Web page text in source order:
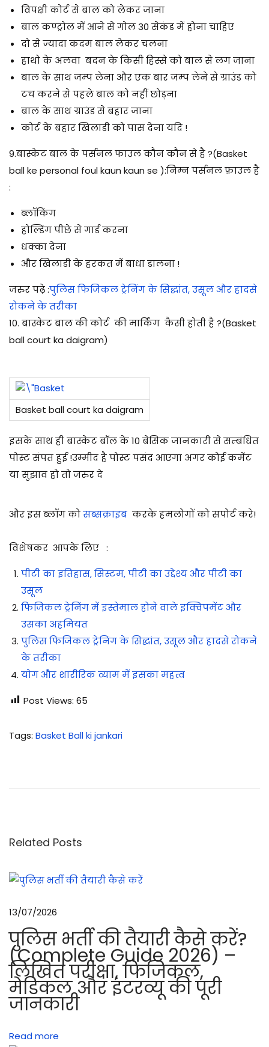
विपक्षी कोर्ट से बाल को लेकर जाना
बाल कण्ट्रोल में आने से गोल 30 सेकंड में होना चाहिए
दो से ज्यादा कदम बाल लेकर चलना
हाथो के अलवा बदन के किसी हिस्से को बाल से लग जाना
बाल के साथ जम्प लेना और एक बार जम्प लेने से ग्राउंड को
टच करने से पहले बाल को नहीं छोड़ना
बाल के साथ ग्राउंड से बहार जाना
कोर्ट के बहार खिलाडी को पास देना यदि !
9.बास्केटबालके पर्सनल फाउल कौन कौन से है ?(Basket
ball ke personal foul kaun kaun se ):निम्न पर्सनल फ़ाउल है
:
ब्लॉकिंग
होल्डिंग पीछे से गार्ड करना
धक्का देना
और खिलाडी के हरकत में बाधा डालना !
जरुर पढ़े :पुलिस फिजिकल ट्रेनिंग के सिद्धांत, उसूल और हादसे
रोकने के तरीका
10. बास्केटबालकी कोर्ट की मार्किंग कैसी होती है ?(Basket
ball court ka daigram)
Basket ball court ka daigram
इसके साथ ही बास्केट बॉल के 10 बेसिक जानकारी से सम्बंधित
पोस्ट संपत हुई !उम्मीद है पोस्ट पसंद आएगा अगर कोई कमेंट
या सुझाव हो तो जरुर दे
और इस ब्लॉग कोसब्सक्राइब करके हमलोगों को सपोर्ट करे!
विशेषकर आपके लिए :
पीटी का इतिहास, सिस्टम, पीटी का उद्देश्य और पीटी का
उसूल
फिजिकल ट्रेनिंग में इस्तेमाल होने वाले इक्विपमेंट और
उसका अहमियत
पुलिस फिजिकल ट्रेनिंग के सिद्धांत, उसूल और हादसे रोकने
के तरीका
योग और शारीरिक व्याम में इसका महत्व
Post Views: 65
Tags: Basket Ball ki jankari
के
ति
औ
र
बै
ड
मिं
ट
के
Related Posts
13/07/2026
पुलिस भर्ती की तैयारी कैसे करें?
(Complete Guide 2026) –
लिखित परीक्षा, फिजिकल,
मेडिकल और इंटरव्यू की पूरी
जानकारी
Read more